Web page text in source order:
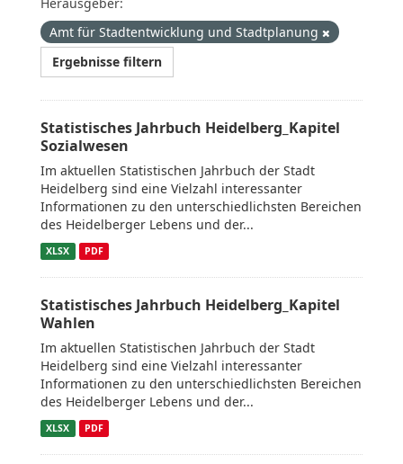
Amt für Stadtentwicklung und Stadtplanung
Ergebnisse filtern
Statistisches Jahrbuch Heidelberg_Kapitel
Sozialwesen
Im aktuellen Statistischen Jahrbuch der Stadt
Heidelberg sind eine Vielzahl interessanter
Informationen zu den unterschiedlichsten Bereichen
des Heidelberger Lebens und der...
XLSX PDF
Statistisches Jahrbuch Heidelberg_Kapitel
Wahlen
Im aktuellen Statistischen Jahrbuch der Stadt
Heidelberg sind eine Vielzahl interessanter
Informationen zu den unterschiedlichsten Bereichen
des Heidelberger Lebens und der...
XLSX PDF